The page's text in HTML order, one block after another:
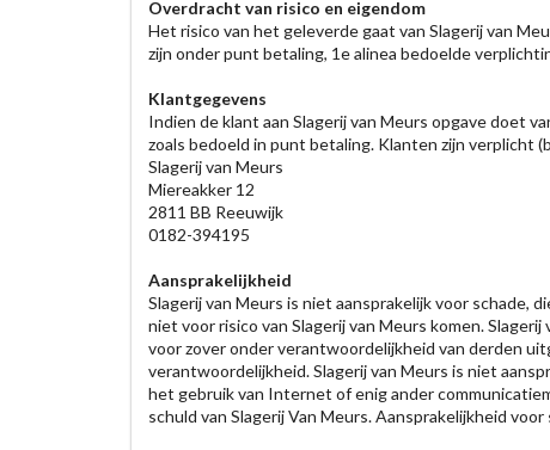
Overdracht van risico en eigendom
Het risico van het geleverde gaat van Slagerij van
zijn onder punt betaling, 1e alinea bedoelde
Klantgegevens
Indien de klant aan Slagerij van Meurs opgave doet
zoals bedoeld in punt betaling. Klanten zijn verplicht
Slagerij van Meurs
Miereakker 12
2811 BB Reeuwijk
0182-394195
Aansprakelijkheid
Slagerij van Meurs is niet aansprakelijk voor schade,
niet voor risico van Slagerij van Meurs komen.
voor zover onder verantwoordelijkheid van derden
verantwoordelijkheid. Slagerij van Meurs is niet
het gebruik van Internet of enig ander
schuld van Slagerij Van Meurs. Aansprakelijkheid